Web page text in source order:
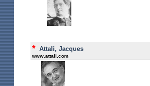
* Attali, Jacques
www.attali.com